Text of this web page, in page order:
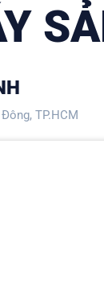
TP.HCM